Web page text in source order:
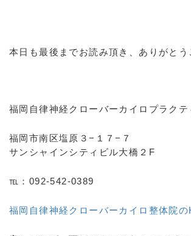
本日も最後までお読み頂き、ありがと
福岡自律神経クローバーカイロプラクテ
福岡市南区塩原３−１７−７
サンシャインシティビル大橋２F
℡：092-542-0389
福岡自律神経クローバーカイロ整体院